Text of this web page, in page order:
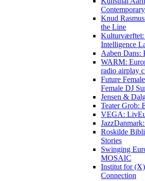
Knud
the Line
Kulturværftet:
Intelligence
Aaben Dans:
WARM:
radio airplay
Future
Female DJ
Jensen &
Teater Grob:
VEGA:
Roskilde
Stories
Swinging
MOSAIC
Institut for
Connection